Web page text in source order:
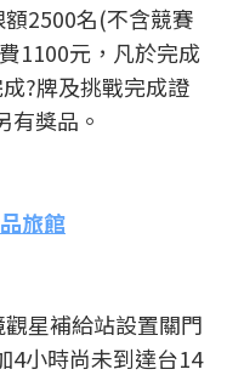
2500名(不含競賽
1100元，凡於完成
?牌及挑戰完成證
有獎品。
旅館
星補給站設置關門
4小時尚未到達台14